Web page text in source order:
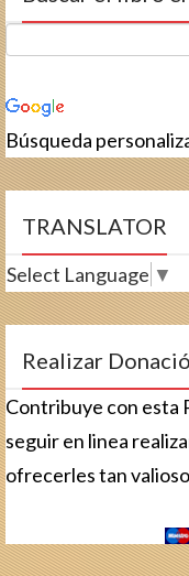
Búsqueda
TRANSLATOR
Select Language ▼
Realizar
Contribuye con esta
seguir en linea
ofrecerles tan